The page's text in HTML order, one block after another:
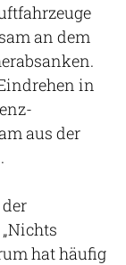
an dem
in
aus der
hat häufig